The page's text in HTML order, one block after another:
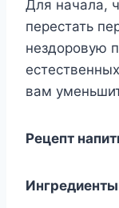
Для начала,
перестать
нездоровую
вам
Рецепт